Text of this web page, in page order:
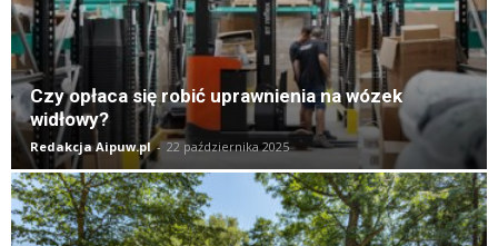
Czy opłaca się robić uprawnienia na wózek
widłowy?
Redakcja Aipuw.pl - 22 października 2025